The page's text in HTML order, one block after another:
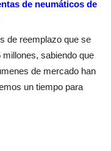
de neumáticos de
de reemplazo que se
sabiendo que
de mercado han
un tiempo para